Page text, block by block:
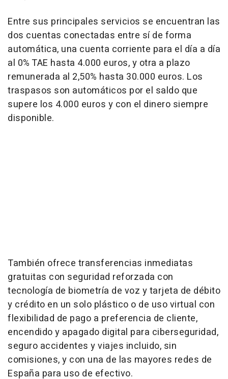
Entre sus principales servicios se encuentran las
dos cuentas conectadas entre sí de forma
automática, una cuenta corriente para el día a día
al 0% TAE hasta 4.000 euros, y otra a plazo
remunerada al 2,50% hasta 30.000 euros. Los
traspasos son automáticos por el saldo que
supere los 4.000 euros y con el dinero siempre
disponible.
También ofrece transferencias inmediatas
gratuitas con seguridad reforzada con
tecnología de biometría de voz y tarjeta de débito
y crédito en un solo plástico o de uso virtual con
flexibilidad de pago a preferencia de cliente,
encendido y apagado digital para ciberseguridad,
seguro accidentes y viajes incluido, sin
comisiones, y con una de las mayores redes de
España para uso de efectivo.